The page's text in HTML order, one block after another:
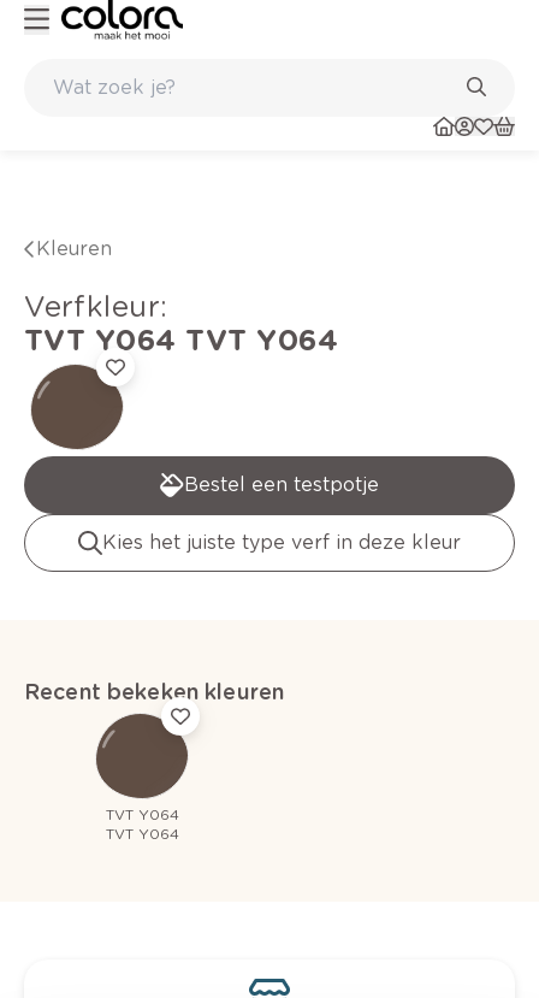
Kleuren
verfkleur:
TVT Y064 TVT Y064
Bestel een testpotje
Kies het juiste type verf in deze kleur
Recent bekeken kleuren
TVT Y064
TVT Y064